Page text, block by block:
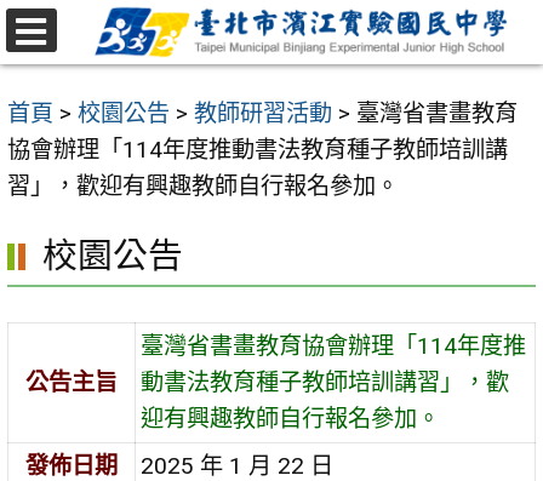
跳
至
要
內
容
首頁 > 校園公告 > 教師研習活動 > 臺灣省書畫教育
協會辦理「114年度推動書法教育種子教師培訓講
習」，歡迎有興趣教師自行報名參加。
校園公告
公告主旨
臺灣省書畫教育協會辦理「114年度推
動書法教育種子教師培訓講習」，歡
迎有興趣教師自行報名參加。
發佈日期
2025 年 1 月 22 日
選
單